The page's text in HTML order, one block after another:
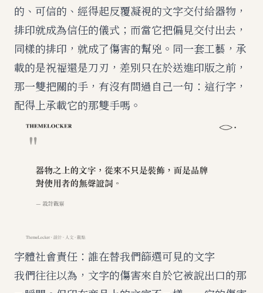
的、可信的、經得起反覆凝視的文字交付給器物，
排印就成為信任的儀式；而當它把偏見交付出去，
同樣的排印，就成了傷害的幫兇。同一套工藝，承
載的是祝福還是刀刃，差別只在於送進印版之前，
那一雙把關的手，有沒有問過自己一句：這行字，
配得上承載它的那雙手嗎。
字體社會責任：誰在替我們篩選可見的文字
我們往往以為，文字的傷害來自於它被說出口的那